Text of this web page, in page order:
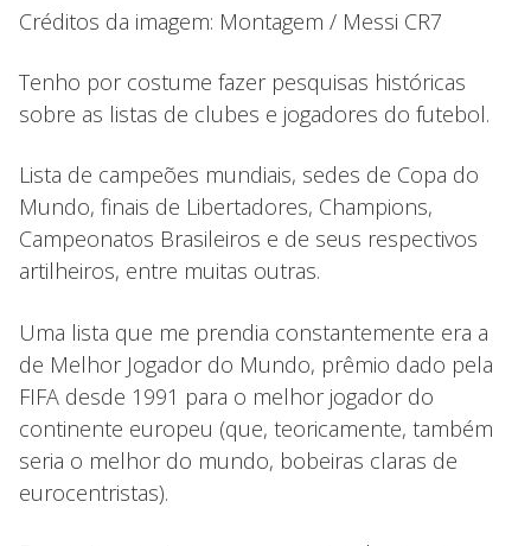
Créditos da imagem: Montagem / Messi CR7
Tenho por costume fazer pesquisas históricas
sobre as listas de clubes e jogadores do futebol.
Lista de campeões mundiais, sedes de Copa do
Mundo, finais de Libertadores, Champions,
Campeonatos Brasileiros e de seus respectivos
artilheiros, entre muitas outras.
Uma lista que me prendia constantemente era a
de Melhor Jogador do Mundo, prêmio dado pela
FIFA desde 1991 para o melhor jogador do
continente europeu (que, teoricamente, também
seria o melhor do mundo, bobeiras claras de
eurocentristas).